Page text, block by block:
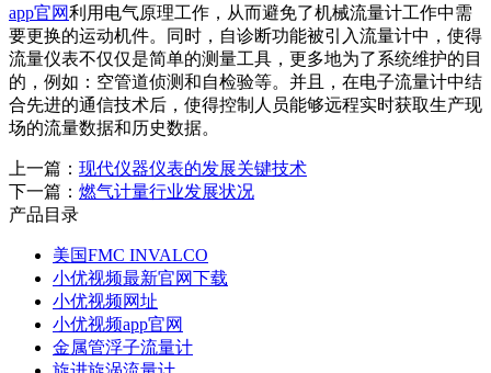
app官网利用电气原理工作，从而避免了机械流量计工作中需
要更换的运动机件。同时，自诊断功能被引入流量计中，使得
流量仪表不仅仅是简单的测量工具，更多地为了系统维护的目
的，例如：空管道侦测和自检验等。并且，在电子流量计中结
合先进的通信技术后，使得控制人员能够远程实时获取生产现
场的流量数据和历史数据。
上一篇： 现代仪器仪表的发展关键技术
下一篇： 燃气计量行业发展状况
产品目录
美国FMC INVALCO
小优视频最新官网下载
小优视频网址
小优视频app官网
金属管浮子流量计